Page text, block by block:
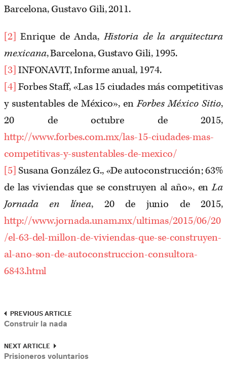
Barcelona, Gustavo Gili, 2011.
[2] Enrique de Anda,Historia de la arquitectura
mexicana, Barcelona, Gustavo Gili, 1995.
[3] INFONAVIT, Informe anual, 1974.
[4] Forbes Staff, «Las 15 ciudades más competitivas
y sustentables de México», enForbes México Sitio,
20 de octubre de 2015,
http://www.forbes.com.mx/las-15-ciudades-mas-
competitivas-y-sustentables-de-mexico/
[5] Susana González G., «De autoconstrucción; 63%
de las viviendas que se construyen al año», en La
Jornada en línea, 20 de junio de 2015,
http://www.jornada.unam.mx/ultimas/2015/06/20
/el-63-del-millon-de-viviendas-que-se-construyen-
al-ano-son-de-autoconstruccion-consultora-
6843.html
PREVIOUS ARTICLE
Construir la nada
NEXT ARTICLE
Prisioneros voluntarios